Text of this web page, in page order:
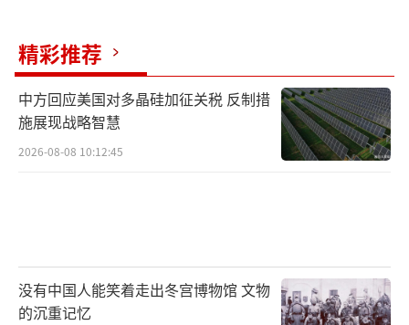
精彩推荐
中方回应美国对多晶硅加征关税 反制措
施展现战略智慧
2026-08-08 10:12:45
没有中国人能笑着走出冬宫博物馆 文物
的沉重记忆